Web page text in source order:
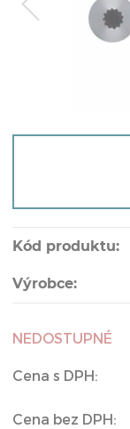
Kód produktu:
Výrobce:
NEDOSTUPNÉ
Cena s DPH:
Cena bez DPH: